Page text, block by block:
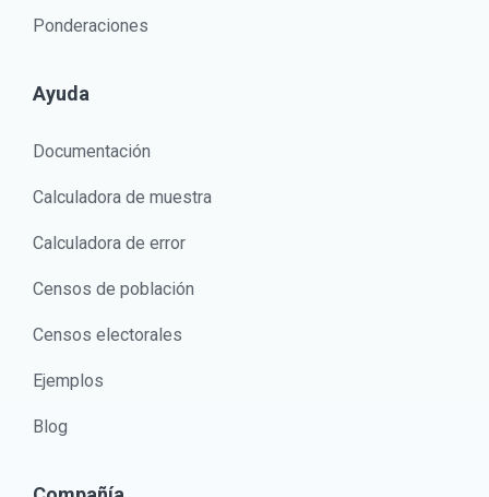
Ponderaciones
Ayuda
Documentación
Calculadora de muestra
Calculadora de error
Censos de población
Censos electorales
Ejemplos
Blog